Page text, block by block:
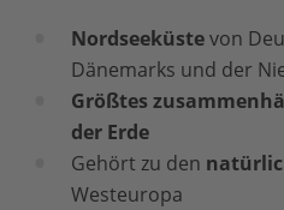
Nordseeküstevon
Dänemarks und der
Größtes
der Erde
Gehört zu den
Westeuropa